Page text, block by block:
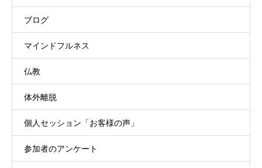
ブログ
マインドフルネス
仏教
体外離脱
個人セッション「お客様の声」
参加者のアンケート